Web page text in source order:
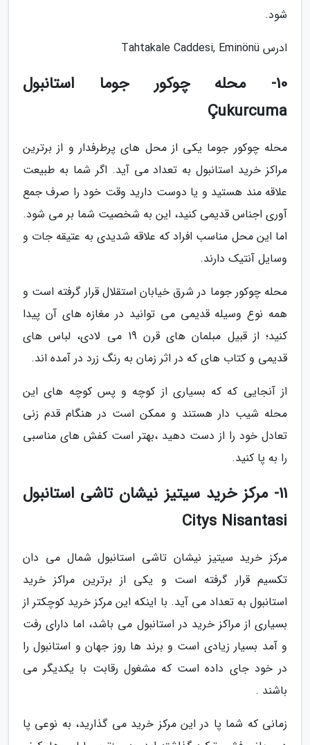
شود.
ادرس Tahtakale Caddesi, Eminönü
10- محله چوکور جوما استانبول
Çukurcuma
محله چوکور جوما یکی از محل های پرطرفدار و از برترین
مراکز خرید استانبول به تعداد می آید. اگر شما به طبیعت
علاقه مند هستید و یا دوست دارید وقت خود را صرف جمع
آوری اجناس قدیمی کنید، این به شخصیت شما بر می شود.
اما این محل مناسب افراد که علاقه شدیدی به عتیقه جات و
وسایل آنتیک دارند.
محله چوکور جوما در شرق خیابان استقلال قرار گرفته است و
همه نوع وسیله قدیمی می توانید در مغازه های آن پیدا
کنید؛ از قبیل مبلمان های قرن 19 می لادی، لباس های
قدیمی و کتاب های که در اثر زمان به رنگ زرد در آمده اند.
از آنجایی که که بسیاری از کوچه و پس کوچه های این
محله شیب دار هستند و ممکن است در هنگام قدم زنی
تعادل خود را از دست دهید ،بهتر است کفش های مناسبی
را به پا کنید.
11- مرکز خرید سیتیز نیشان تاشی استانبول
Citys Nisantasi
مرکز خرید سیتیز نیشان تاشی استانبول شمال می دان
تکسیم قرار گرفته است و یکی از برترین مراکز خرید
استانبول به تعداد می آید. با اینکه این مرکز خرید کوچکتر از
بسیاری از مراکز خرید در استانبول می باشد، اما دارای رفت
و آمد بسیار زیادی است و برند ها روز جهان و استانبول را
در خود جای داده است که مشغول رقابت با یکدیگر می
باشند .
زمانی که شما پا در این مرکز خرید می گذارید، به نوعی پا